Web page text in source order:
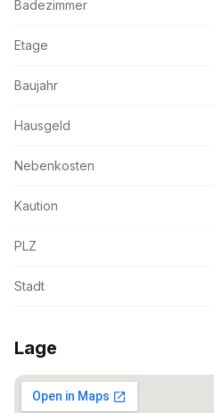
Badezimmer
Etage
Baujahr
Hausgeld
Nebenkosten
Kaution
PLZ
Stadt
Lage